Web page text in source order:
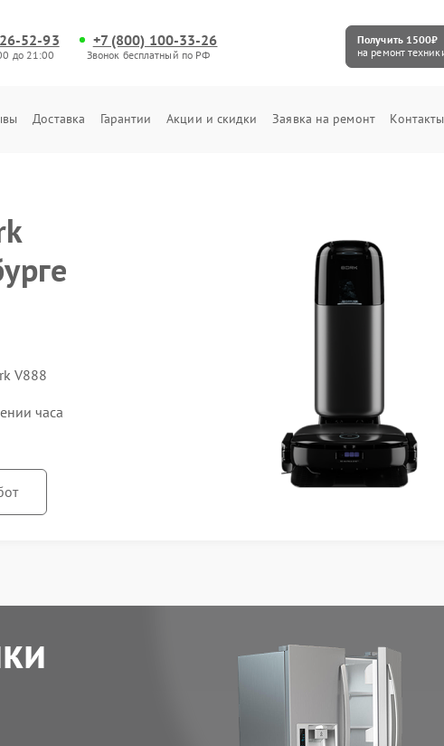
52-93
до 21:00
+7 (800) 100-33-26
Звонок бесплатный по РФ
Получить 1500₽
на ремонт
Доставка Гарантии Акции и скидки Заявка на ремонт Контакты
V888
часа